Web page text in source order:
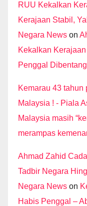
RUU Kekalkan
Kerajaan Stabil,
Negara News on
Kekalkan
Penggal
Kemarau 43 tahun
Malaysia ! - Piala
Malaysia masih
merampas
Ahmad Zahid
Tadbir Negara
Negara News on
Habis Penggal –